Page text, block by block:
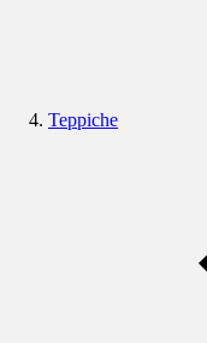
Teppiche